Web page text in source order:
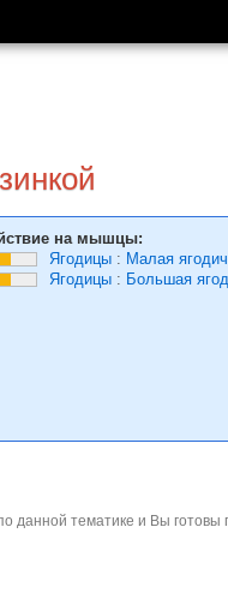
на мышцы:
Ягодицы : Малая
Ягодицы : Большая
данной тематике и Вы готовы